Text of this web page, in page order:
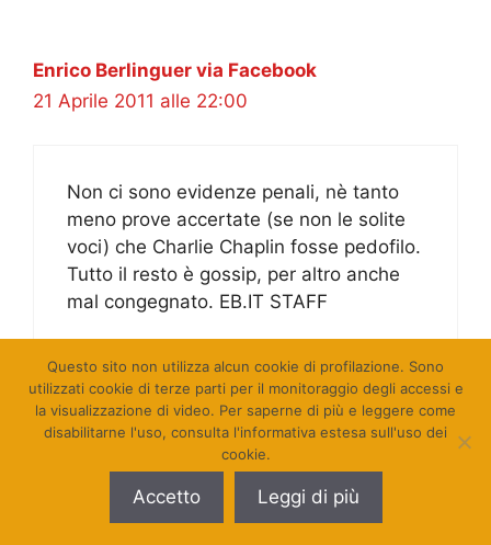
Enrico Berlinguer via Facebook
21 Aprile 2011 alle 22:00
Non ci sono evidenze penali, nè tanto
meno prove accertate (se non le solite
voci) che Charlie Chaplin fosse pedofilo.
Tutto il resto è gossip, per altro anche
mal congegnato. EB.IT STAFF
Enrico Berlinguer via Facebook
21 Aprile 2011 alle 22:00
Questo sito non utilizza alcun cookie di profilazione. Sono
utilizzati cookie di terze parti per il monitoraggio degli accessi e
la visualizzazione di video. Per saperne di più e leggere come
disabilitarne l'uso, consulta l'informativa estesa sull'uso dei
cookie.
Accetto Leggi di più